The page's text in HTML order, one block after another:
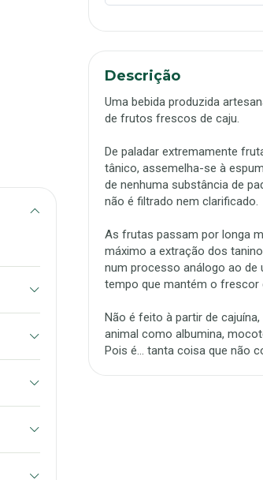
Descrição
Uma bebida produzida
De paladar extremamente
tânico, assemelha-se à
de nenhuma substância de
As frutas passam por longa
máximo a extração dos
num processo análogo ao de
Não é feito à partir de
animal como albumina,
Pois é... tanta coisa que não